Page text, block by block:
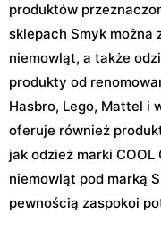
produktów
sklepach Smyk można
niemowląt, a także
produkty od
Hasbro, Lego, Mattel i
oferuje również
jak odzież marki
niemowląt pod marką
pewnością zaspokoi